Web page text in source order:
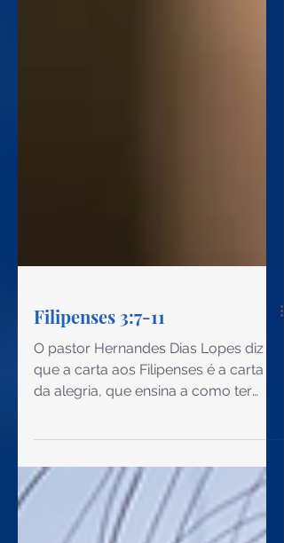
Filipenses 3:7-11
O pastor Hernandes Dias Lopes diz
alegria em Deus de maneira
completa. E creio que não há alegria
maior do que conhecer a Cristo e ser
conhecido por Cristo. Mas, para que